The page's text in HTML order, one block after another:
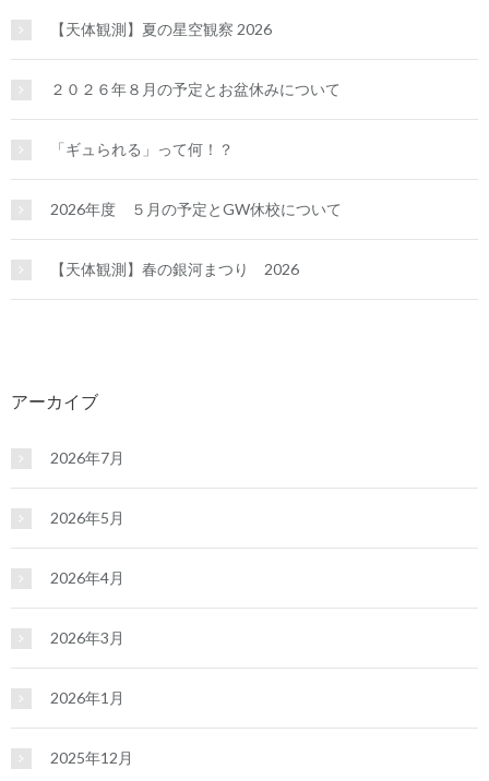
【天体観測】夏の星空観察 2026
２０２６年８月の予定とお盆休みについて
「ギュられる」って何！？
2026年度 ５月の予定とGW休校について
【天体観測】春の銀河まつり 2026
アーカイブ
2026年7月
2026年5月
2026年4月
2026年3月
2026年1月
2025年12月